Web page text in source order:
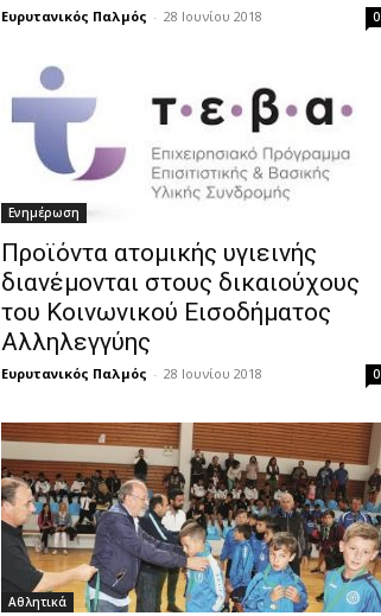
Ευρυτανικός Παλμός - 28 Ιουνίου 2018 0
Ενημέρωση
Προϊόντα ατομικής υγιεινής
διανέμονται στους δικαιούχους
του Κοινωνικού Εισοδήματος
Αλληλεγγύης
Ευρυτανικός Παλμός - 28 Ιουνίου 2018 0
Αθλητικά